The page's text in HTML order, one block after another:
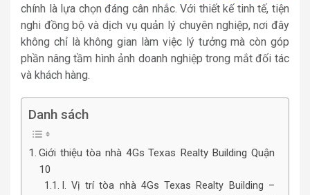
chính là lựa chọn đáng cân nhắc. Với thiết kế tinh tế, tiện
nghi đồng bộ và dịch vụ quản lý chuyên nghiệp, nơi đây
không chỉ là không gian làm việc lý tưởng mà còn góp
phần nâng tầm hình ảnh doanh nghiệp trong mắt đối tác
và khách hàng.
Danh sách
Giới thiệu tòa nhà 4Gs Texas Realty Building Quận
10
I. Vị trí tòa nhà 4Gs Texas Realty Building –